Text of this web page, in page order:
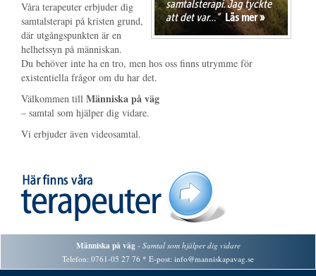
samtalsterapi. Jag tyckte
att det var…”Läs mer »
Våra terapeuter erbjuder dig
samtalsterapi på kristen grund,
där utgångspunkten är en
helhetssyn på människan.
Du behöver inte ha en tro, men hos oss finns utrymme för
existentiella frågor om du har det.
Välkommen till Människa på väg
– samtal som hjälper dig vidare.
Vi erbjuder även videosamtal.
Människa på väg- Samtal som hjälper dig vidare
Telefon: 0761-05 27 76 * E-post: info@manniskapavag.se